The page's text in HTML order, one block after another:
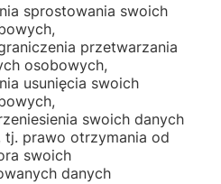
sprostowania swoich
przetwarzania
osobowych,
usunięcia swoich
swoich danych
tj. prawo otrzymania od
swoich
danych